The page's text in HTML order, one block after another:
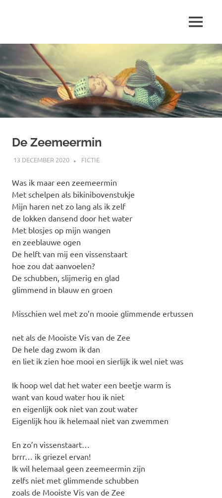
inhoud
schrijft
over
…
MENU
De Zeemeermin
13 DECEMBER 2020 MARJOLEIN
FICTIE
Was ik maar een zeemeermin
Met schelpen als bikinibovenstukje
Mijn haren net zo lang als ik zelf
de lokken dansend door het water
Met blosjes op mijn wangen
en zeeblauwe ogen
De helft van mij een vissenstaart
hoe zou dat aanvoelen?
De schubben, slijmerig en glad
glimmend in blauw en groen
Misschien wel met zo’n mooie glimmende ertussen
net als de Mooiste Vis van de Zee
De hele dag zwom ik dan
en liet ik zien hoe mooi en sierlijk ik wel niet was
Ik hoop wel dat het water een beetje warm is
want van koud water hou ik niet
en eigenlijk ook niet van zout water
Eigenlijk hou ik helemaal niet van zwemmen
En zo’n vissenstaart…
brrr… ik griezel ervan!
Ik wil helemaal geen zeemeermin zijn
zelfs niet met glimmende schubben
zoals de Mooiste Vis van de Zee